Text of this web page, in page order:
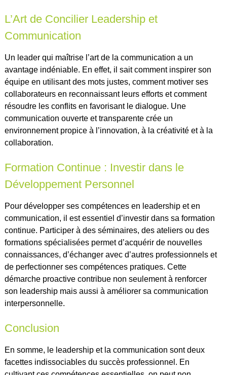
L’Art de Concilier Leadership et
Communication
Un leader qui maîtrise l’art de la communication a un
avantage indéniable. En effet, il sait comment inspirer son
équipe en utilisant des mots justes, comment motiver ses
collaborateurs en reconnaissant leurs efforts et comment
résoudre les conflits en favorisant le dialogue. Une
communication ouverte et transparente crée un
environnement propice à l’innovation, à la créativité et à la
collaboration.
Formation Continue : Investir dans le
Développement Personnel
Pour développer ses compétences en leadership et en
communication, il est essentiel d’investir dans sa formation
continue. Participer à des séminaires, des ateliers ou des
formations spécialisées permet d’acquérir de nouvelles
connaissances, d’échanger avec d’autres professionnels et
de perfectionner ses compétences pratiques. Cette
démarche proactive contribue non seulement à renforcer
son leadership mais aussi à améliorer sa communication
interpersonnelle.
Conclusion
En somme, le leadership et la communication sont deux
facettes indissociables du succès professionnel. En